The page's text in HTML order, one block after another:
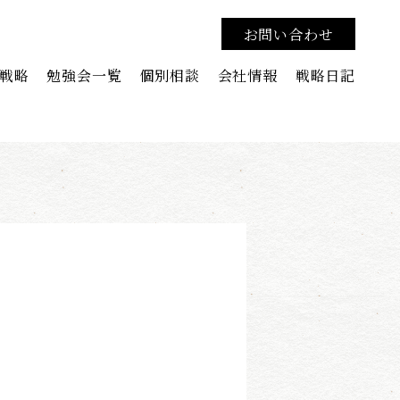
お問い合わせ
略
勉強会一覧 個別相談 会社情報 戦略日記